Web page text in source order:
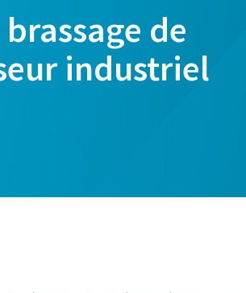
de
industriel